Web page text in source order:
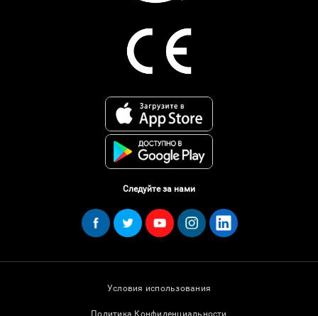
Следуйте за нами
Условия использования